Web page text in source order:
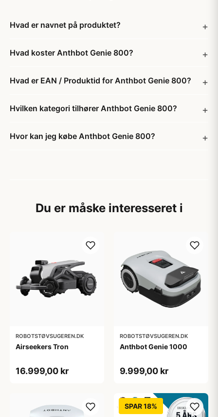
Hvad er navnet på produktet?
Hvad koster Anthbot Genie 800?
Hvad er EAN / Produktid for Anthbot Genie 800?
Hvilken kategori tilhører Anthbot Genie 800?
Hvor kan jeg købe Anthbot Genie 800?
Du er måske interesseret i
ROBOTSTØVSUGEREN.DK
Airseekers Tron
16.999,00 kr
ROBOTSTØVSUGEREN.DK
Anthbot Genie 1000
9.999,00 kr
SPAR 18%